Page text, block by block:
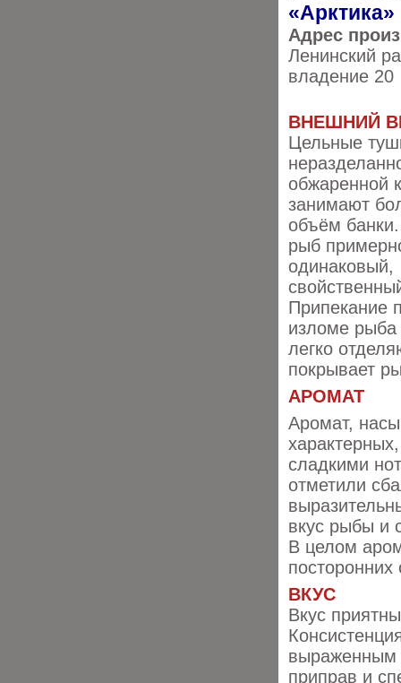
Адрес
Ленинский
владение 20
ВНЕШНИЙ
Цельные
обжаренной
занимают
объём
рыб
одинаковый,
Припекание
изломе рыба
легко
покрывает
АРОМАТ
Аромат,
сладкими
отметили
вкус рыбы и
В целом
посторонних
ВКУС
Вкус
выраженным
приправ и